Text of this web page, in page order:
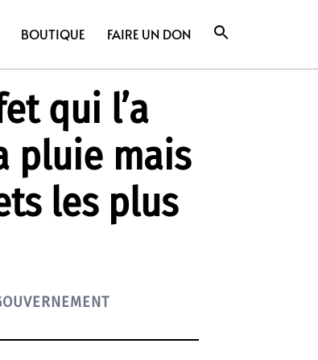
BOUTIQUE FAIRE UN DON
qui l’a
pluie mais
les plus